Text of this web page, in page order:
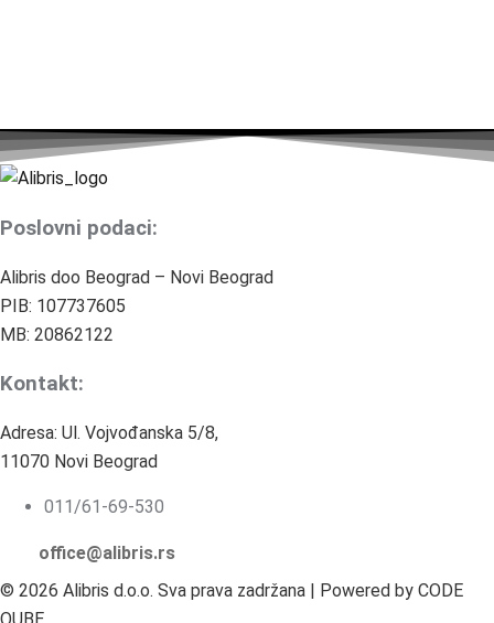
Poslovni podaci:
Alibris doo Beograd – Novi Beograd
PIB: 107737605
MB: 20862122
Kontakt:
Adresa: Ul. Vojvođanska 5/8,
11070 Novi Beograd
011/61-69-530
office@alibris.rs
© 2026 Alibris d.o.o. Sva prava zadržana | Powered by CODE